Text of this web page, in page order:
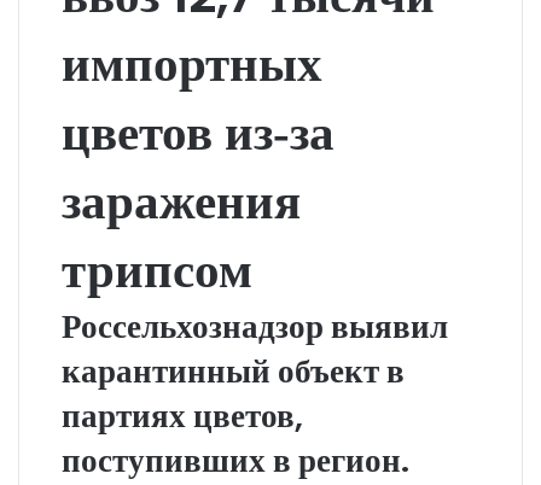
импортных
цветов из‑за
заражения
трипсом
Россельхознадзор выявил
карантинный объект в
партиях цветов,
поступивших в регион.